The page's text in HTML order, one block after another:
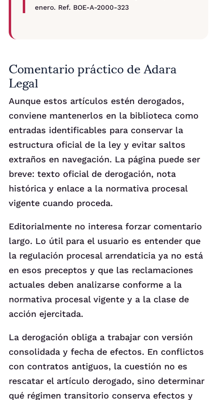
enero. Ref. BOE-A-2000-323
Comentario práctico de Adara
Legal
Aunque estos artículos estén derogados,
conviene mantenerlos en la biblioteca como
entradas identificables para conservar la
estructura oficial de la ley y evitar saltos
extraños en navegación. La página puede ser
breve: texto oficial de derogación, nota
histórica y enlace a la normativa procesal
vigente cuando proceda.
Editorialmente no interesa forzar comentario
largo. Lo útil para el usuario es entender que
la regulación procesal arrendaticia ya no está
en esos preceptos y que las reclamaciones
actuales deben analizarse conforme a la
normativa procesal vigente y a la clase de
acción ejercitada.
La derogación obliga a trabajar con versión
consolidada y fecha de efectos. En conflictos
con contratos antiguos, la cuestión no es
rescatar el artículo derogado, sino determinar
qué régimen transitorio conserva efectos y